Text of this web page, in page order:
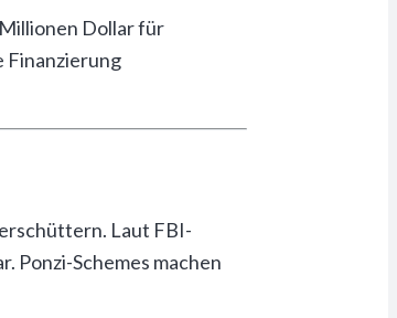
Dollar für
Finanzierung
Laut FBI-
Ponzi-Schemes machen